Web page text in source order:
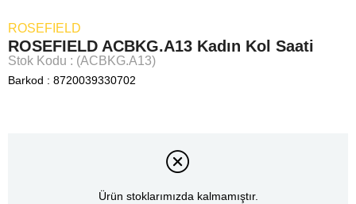
ROSEFIELD
ROSEFIELD ACBKG.A13 Kadın Kol Saati
Stok Kodu (ACBKG.A13)
Barkod : 8720039330702
Ürün stoklarımızda kalmamıştır.